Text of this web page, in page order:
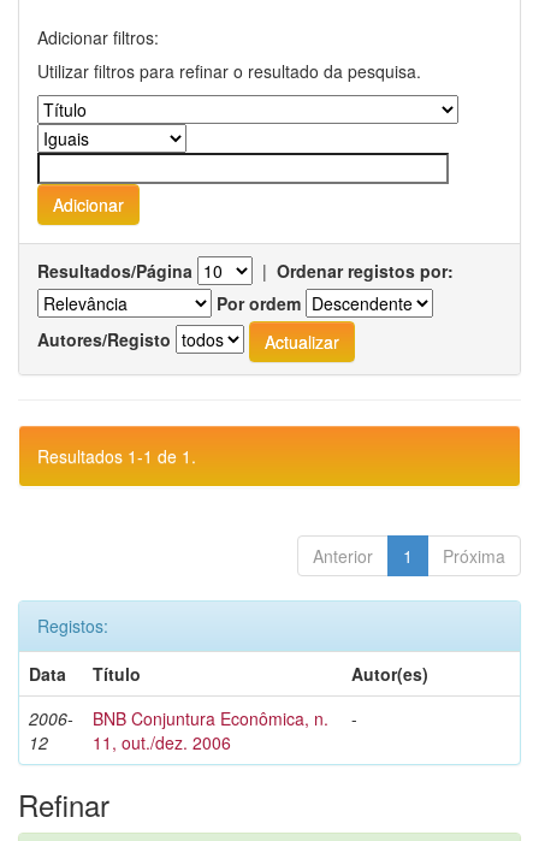
Adicionar filtros:
Utilizar filtros para refinar o resultado da pesquisa.
Resultados/Página | Ordenar registos por:
Por ordem
Autores/Registo
Resultados 1-1 de 1.
Anterior 1 Próxima
Registos:
Data
Título
Autor(es)
2006-
12
BNB Conjuntura Econômica, n.
11, out./dez. 2006
-
Refinar